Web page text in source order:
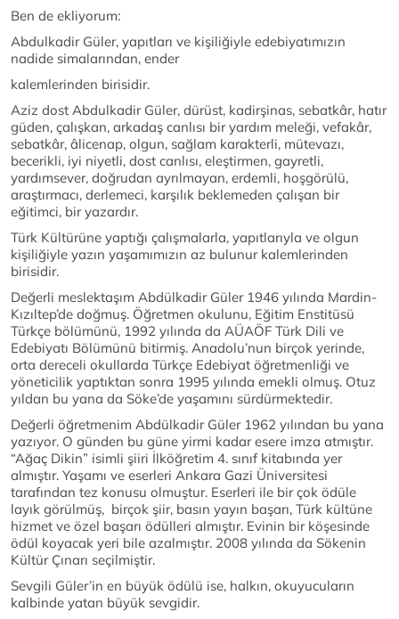
Ben de ekliyorum:
Abdulkadir Güler, yapıtları ve kişiliğiyle edebiyatımızın
nadide simalarından, ender
kalemlerinden birisidir.
Aziz dost Abdulkadir Güler, dürüst, kadirşinas, sebatkâr, hatır
güden, çalışkan, arkadaş canlısı bir yardım meleği, vefakâr,
sebatkâr, âlicenap, olgun, sağlam karakterli, mütevazı,
becerikli, iyi niyetli, dost canlısı, eleştirmen, gayretli,
yardımsever, doğrudan ayrılmayan, erdemli, hoşgörülü,
araştırmacı, derlemeci, karşılık beklemeden çalışan bir
eğitimci, bir yazardır.
Türk Kültürüne yaptığı çalışmalarla, yapıtlarıyla ve olgun
kişiliğiyle yazın yaşamımızın az bulunur kalemlerinden
birisidir.
Değerli meslektaşım Abdülkadir Güler 1946 yılında Mardin-
Kızıltep’de doğmuş. Öğretmen okulunu, Eğitim Enstitüsü
Türkçe bölümünü, 1992 yılında da AÜAÖF Türk Dili ve
Edebiyatı Bölümünü bitirmiş. Anadolu’nun birçok yerinde,
orta dereceli okullarda Türkçe Edebiyat öğretmenliği ve
yöneticilik yaptıktan sonra 1995 yılında emekli olmuş. Otuz
yıldan bu yana da Söke’de yaşamını sürdürmektedir.
Değerli öğretmenim Abdülkadir Güler 1962 yılından bu yana
yazıyor. O günden bu güne yirmi kadar esere imza atmıştır.
“Ağaç Dikin” isimli şiiri İlköğretim 4. sınıf kitabında yer
almıştır. Yaşamı ve eserleri Ankara Gazi Üniversitesi
tarafından tez konusu olmuştur. Eserleri ile bir çok ödüle
layık görülmüş, birçok şiir, basın yayın başarı, Türk kültüne
hizmet ve özel başarı ödülleri almıştır. Evinin bir köşesinde
ödül koyacak yeri bile azalmıştır. 2008 yılında da Sökenin
Kültür Çınarı seçilmiştir.
Sevgili Güler’in en büyük ödülü ise, halkın, okuyucuların
kalbinde yatan büyük sevgidir.